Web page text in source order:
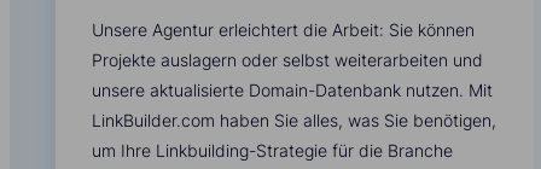
Unsere Agentur erleichtert die Arbeit: Sie können
Projekte auslagern oder selbst weiterarbeiten und
unsere aktualisierte Domain-Datenbank nutzen. Mit
LinkBuilder.com haben Sie alles, was Sie benötigen,
um Ihre Linkbuilding-Strategie für die Branche